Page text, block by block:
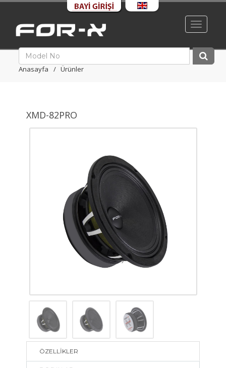
Toggle
Anasayfa Ürünler
XMD-82PRO
ÖZELLİKLER